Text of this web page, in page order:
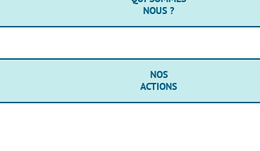
NOUS ?
NOS
ACTIONS